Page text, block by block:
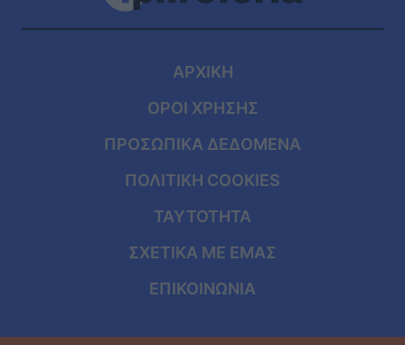
ΑΡΧΙΚΗ
ΟΡΟΙ ΧΡΗΣΗΣ
ΠΡΟΣΩΠΙΚΑ ΔΕΔΟΜΕΝΑ
ΠΟΛΙΤΙΚΗ COOKIES
ΤΑΥΤΟΤΗΤΑ
ΣΧΕΤΙΚΑ ΜΕ ΕΜΑΣ
ΕΠΙΚΟΙΝΩΝΙΑ